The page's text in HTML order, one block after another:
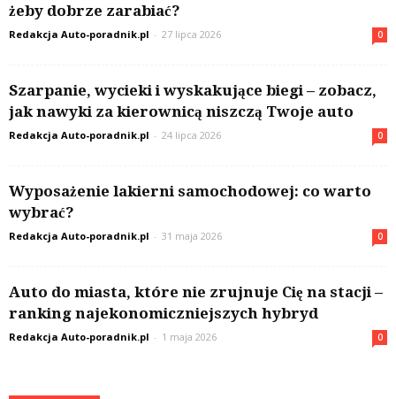
żeby dobrze zarabiać?
Redakcja Auto-poradnik.pl - 27 lipca 2026 0
Szarpanie, wycieki i wyskakujące biegi – zobacz,
jak nawyki za kierownicą niszczą Twoje auto
Redakcja Auto-poradnik.pl - 24 lipca 2026 0
Wyposażenie lakierni samochodowej: co warto
wybrać?
Redakcja Auto-poradnik.pl - 31 maja 2026 0
Auto do miasta, które nie zrujnuje Cię na stacji –
ranking najekonomiczniejszych hybryd
Redakcja Auto-poradnik.pl - 1 maja 2026 0